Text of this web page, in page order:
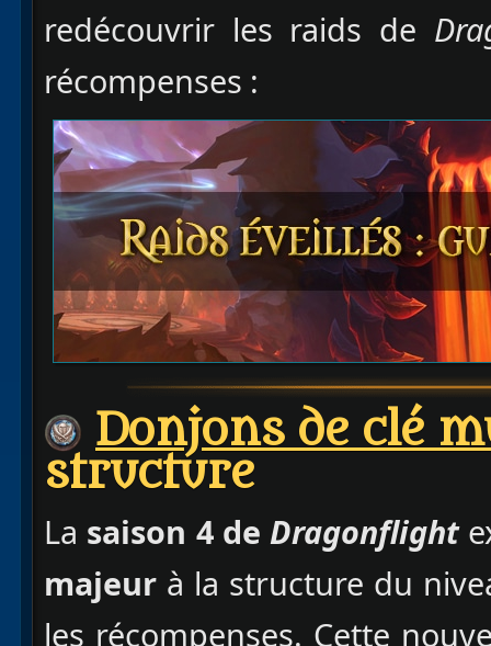
redécouvrir les raids de
récompenses :
Donjons de clé
structure
La saison 4 deDragonflight
majeur à la structure du
les récompenses. Cette